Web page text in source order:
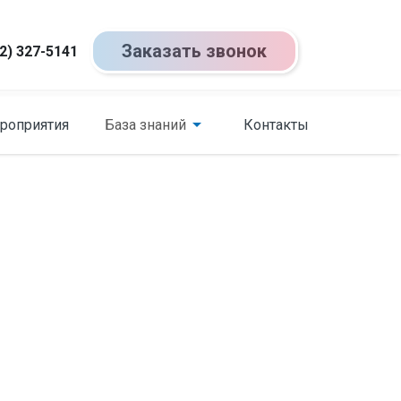
327-5141 Заказать звонок
База знаний Контакты